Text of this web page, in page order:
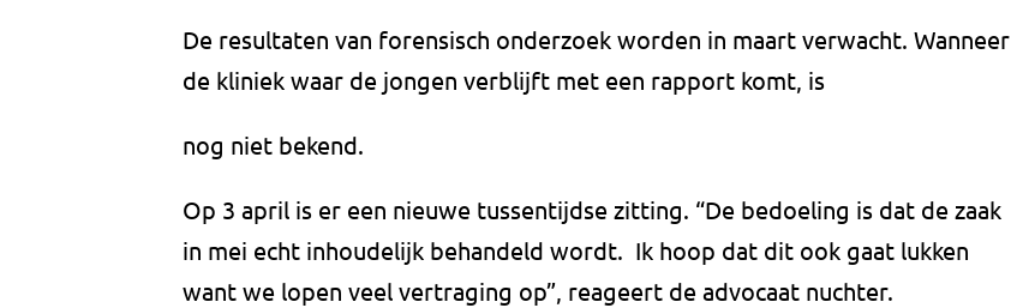
De resultaten van forensisch onderzoek worden in maart verwacht. Wanneer
de kliniek waar de jongen verblijft met een rapport komt, is
nog niet bekend.
Op 3 april is er een nieuwe tussentijdse zitting. “De bedoeling is dat de zaak
in mei echt inhoudelijk behandeld wordt. Ik hoop dat dit ook gaat lukken
want we lopen veel vertraging op”, reageert de advocaat nuchter.